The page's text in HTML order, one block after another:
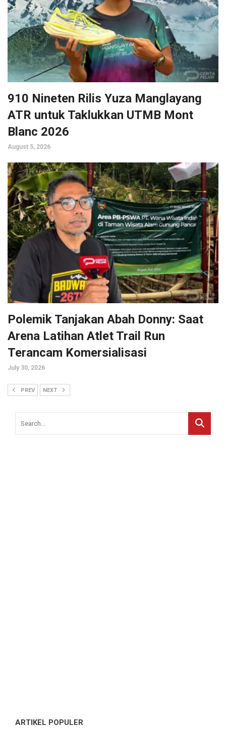
910 Nineten Rilis Yuza Manglayang
ATR untuk Taklukkan UTMB Mont
Blanc 2026
August 5, 2026
Polemik Tanjakan Abah Donny: Saat
Arena Latihan Atlet Trail Run
Terancam Komersialisasi
July 30, 2026
PREV NEXT
ARTIKEL POPULER